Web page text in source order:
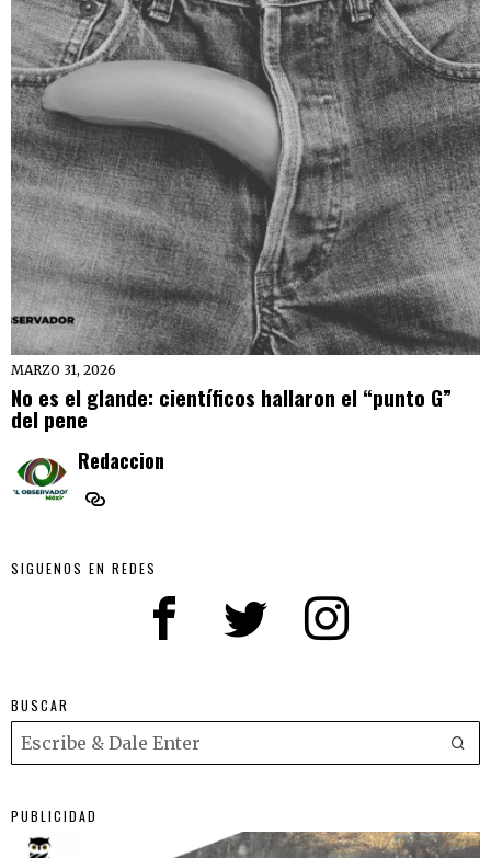
MARZO 31, 2026
No es el glande: científicos hallaron el “punto G”
del pene
Redaccion
SIGUENOS EN REDES
BUSCAR
PUBLICIDAD